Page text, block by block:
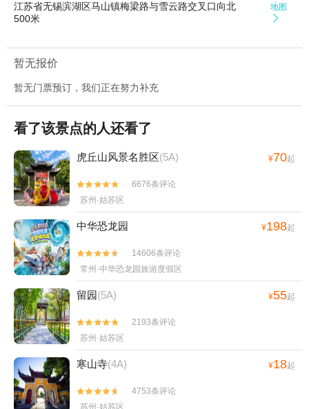
江苏省无锡滨湖区马山镇梅梁路与雪云路交叉口向北
500米
地图

暂无报价
暂无门票预订，我们正在努力补充
看了该景点的人还看了
虎丘山风景名胜区(5A) ¥70起


6676条评论
苏州·姑苏区
中华恐龙园 ¥198起


14606条评论
常州·中华恐龙园旅游度假区
留园(5A) ¥55起


2193条评论
苏州·姑苏区
寒山寺(4A) ¥18起


4753条评论